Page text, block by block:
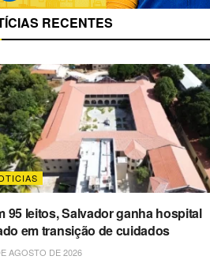
RECENTES
95 leitos, Salvador ganha hospital
em transição de cuidados
AGOSTO DE 2026